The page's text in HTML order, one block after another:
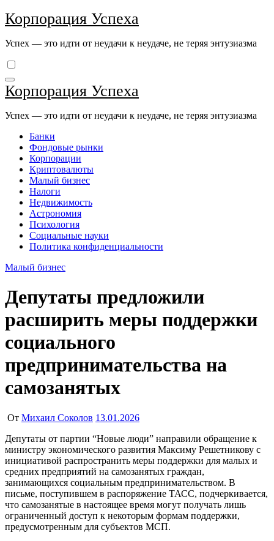
Перейти
к
Корпорация Успеха
Успех — это идти от неудачи к неудаче, не теряя энтузиазма
Корпорация Успеха
Успех — это идти от неудачи к неудаче, не теряя энтузиазма
Банки
Фондовые рынки
Корпорации
Криптовалюты
Малый бизнес
Налоги
Недвижимость
Астрономия
Психология
Социальные науки
Политика конфиденциальности
Малый бизнес
Депутаты предложили
расширить меры поддержки
социального
предпринимательства на
самозанятых
От Михаил Соколов 13.01.2026
Депутаты от партии “Новые люди” направили обращение к
министру экономического развития Максиму Решетникову с
инициативой распространить меры поддержки для малых и
средних предприятий на самозанятых граждан,
занимающихся социальным предпринимательством. В
письме, поступившем в распоряжение ТАСС, подчеркивается,
что самозанятые в настоящее время могут получать лишь
ограниченный доступ к некоторым формам поддержки,
предусмотренным для субъектов МСП.